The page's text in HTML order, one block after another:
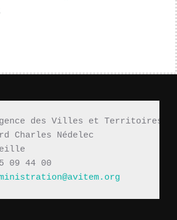
des Villes et Territoires
Charles Nédelec
09 44 00